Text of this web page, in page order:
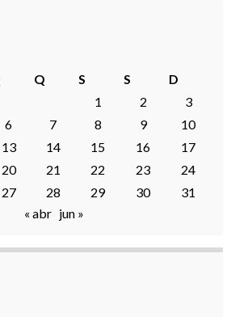
Q S S
D
1
2
3
6 7 8 9
10
13 14 15 16
17
20 21 22 23
24
27 28 29 30
31
« abr jun »